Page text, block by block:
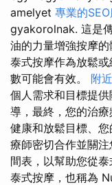
amelyet 專業的
gyakorolnak. 這是
油的力量增強按摩
泰式按摩作為放鬆
數可能會有效。 附
個人需求和目標提
導，最終，您的治
健康和放鬆目標、
療師密切合作並關
間表，以幫助您從
泰式按摩，也稱為